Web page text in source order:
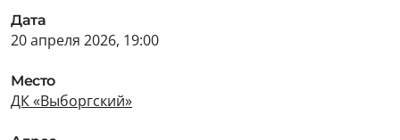
Дата
20 апреля 2026, 19:00
Место
ДК «Выборгский»